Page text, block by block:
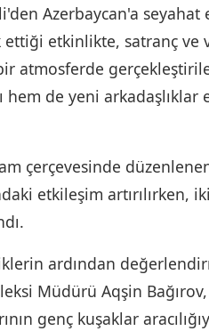
Azerbaycan'a
ettiği etkinlikte, satranç ve
atmosferde
hem de yeni arkadaşlıklar
çerçevesinde
etkileşim artırılırken,
ardından
Müdürü Aqşin
genç kuşaklar